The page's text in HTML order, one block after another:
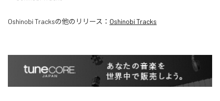
Oshinobi Tracksの他のリリース： Oshinobi Tracks